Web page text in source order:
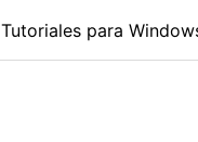
Tutoriales para